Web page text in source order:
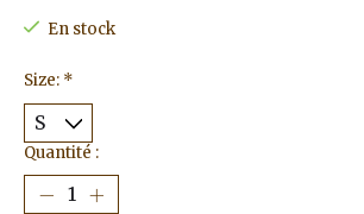
En stock
Size: *
Quantité :